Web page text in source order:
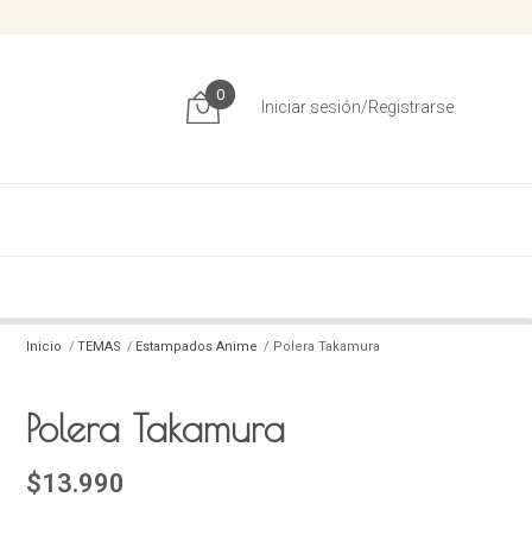
0
Iniciar sesión/Registrarse
Inicio TEMAS Estampados Anime Polera Takamura
Polera Takamura
$13.990